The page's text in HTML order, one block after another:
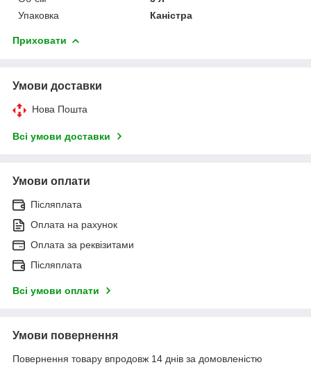
Упаковка
Каністра
Приховати
Умови доставки
Нова Пошта
Всі умови доставки
Умови оплати
Післяплата
Оплата на рахунок
Оплата за реквізитами
Післяплата
Всі умови оплати
Умови повернення
Повернення товару впродовж 14 днів за домовленістю